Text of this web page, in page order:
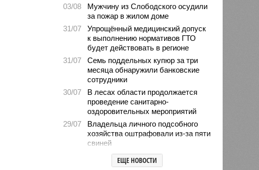
03/08
Мужчину из Слободского осудили
за пожар в жилом доме
31/07
Упрощённый медицинский допуск
к выполнению нормативов ГТО
будет действовать в регионе
31/07
Семь поддельных купюр за три
месяца обнаружили банковские
сотрудники
30/07
В лесах области продолжается
проведение санитарно-
оздоровительных мероприятий
29/07
Владельца личного подсобного
хозяйства оштрафовали из-за пяти
свиней
Шестерых кировчан хотят
поощрить за спасение ребёнка
ЕЩЕ НОВОСТИ